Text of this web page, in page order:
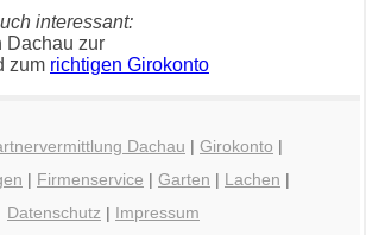
interessant:
Dachau zur
zum richtigen Girokonto
Dachau | Girokonto |
| Firmenservice | Garten | Lachen |
Datenschutz | Impressum